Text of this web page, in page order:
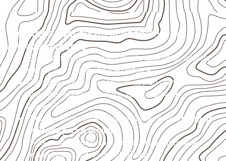
Cuidados com corte, acabamento e
armazenamento
Escolha a medida considerando aplicação, apoios,
montagem e especificação técnica.
Organize o plano de corte de acordo com as
dimensões disponíveis e o aproveitamento
necessário.
Proteja cortes, furos e extremidades com aselagem
indicada para o projeto
Evite contato direto com o solo, chuva, umidade
acumulada e apoios desnivelados.